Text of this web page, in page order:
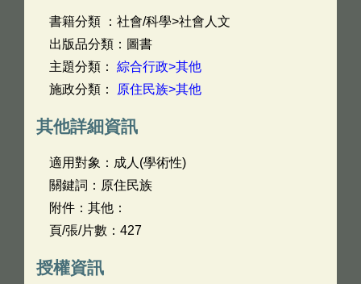
書籍分類 ：社會/科學>社會人文
出版品分類：圖書
主題分類： 綜合行政>其他
施政分類：
原住民族>其他
其他詳細資訊
適用對象：成人(學術性)
關鍵詞：原住民族
附件：其他：
頁/張/片數：427
授權資訊